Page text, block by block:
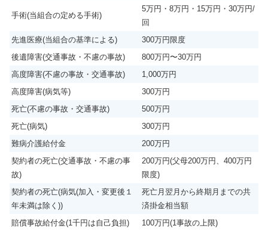
手術(当組合の定める手術)
5万円・8万円・15万円・30万円/
回
先進医療(当組合の基準による)
300万円限度
後遺障害(交通事故・不慮の事故)
800万円〜30万円
高度障害(不慮の事故・交通事故)
1,000万円
高度障害(病気等)
300万円
死亡(不慮の事故・交通事故)
500万円
死亡(病気)
300万円
難病介護給付金
200万円
契約者の死亡(交通事故・不慮の事
故)
200万円(父母200万円、400万円
限度)
契約者の死亡(病気(加入・変更後１
年未満は除く))
死亡月翌月から終期月までの共
済掛金相当額
賠償事故給付金(1千円は自己負担)
100万円(1事故の上限)